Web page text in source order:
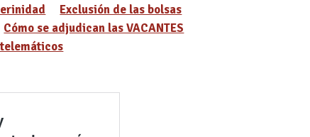
Exclusión de las bolsas
Cómo se adjudican las VACANTES